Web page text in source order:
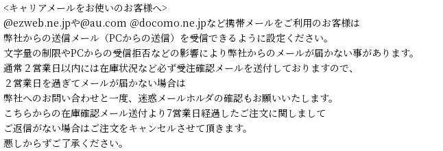
<キャリアメールをお使いのお客様へ>
@ezweb.ne.jpや@au.com ＠docomo.ne.jpなど携帯メールをご利用のお客様は
弊社からの送信メール（PCからの送信）を受信できるように設定ください。
文字量の制限やPCからの受信拒否などの影響により弊社からのメールが届かない事があります。
通常２営業日以内には在庫状況など必ず受注確認メールを送付しておりますので、
２営業日を過ぎてメールが届かない場合は
弊社へのお問い合わせと一度、迷惑メールホルダの確認もお願いいたします。
こちらからの在庫確認メール送付より7営業日経過したご注文に関しまして
ご返信がない場合はご注文をキャンセルさせて頂きます。
悪しからずご了承ください。